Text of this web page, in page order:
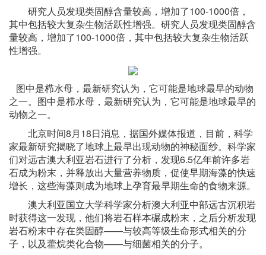
研究人员发现类固醇含量较高，增加了100-1000倍，
其中包括较大复杂生物活跃性增强。研究人员发现类固醇含
量较高，增加了100-1000倍，其中包括较大复杂生物活跃
性增强。
图中是栉水母，最新研究认为，它可能是地球最早的动物
之一。图中是栉水母，最新研究认为，它可能是地球最早的
动物之一。
北京时间8月18日消息，据国外媒体报道，目前，科学
家最新研究揭晓了地球上最早出现动物的神秘面纱。科学家
们对远古澳大利亚岩石进行了分析，发现6.5亿年前许多岩
石成为粉末，并释放出大量营养物质，促使早期海藻的快速
增长，这些海藻则成为地球上孕育最早期生命的食物来源。
澳大利亚国立大学科学家分析澳大利亚中部远古沉积岩
时获得这一发现，他们将岩石样本碾成粉末，之后分析发现
岩石粉末中存在类固醇——与较高等级生命形式相关的分
子，以及藿烷类化合物——与细菌相关的分子。